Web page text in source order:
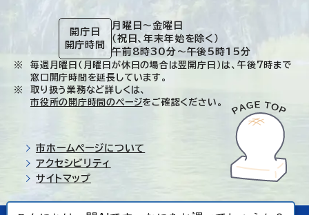
開庁日
開庁時間
月曜日～金曜日
（祝日、年末年始を除く）
午前8時30分～午後5時15分
毎週月曜日（月曜日が休日の場合は翌開庁日）は、午後7時まで
窓口開庁時間を延長しています。
取り扱う業務など詳しくは、
市役所の開庁時間のページをご確認ください。
市ホームページについて
アクセシビリティ
サイトマップ